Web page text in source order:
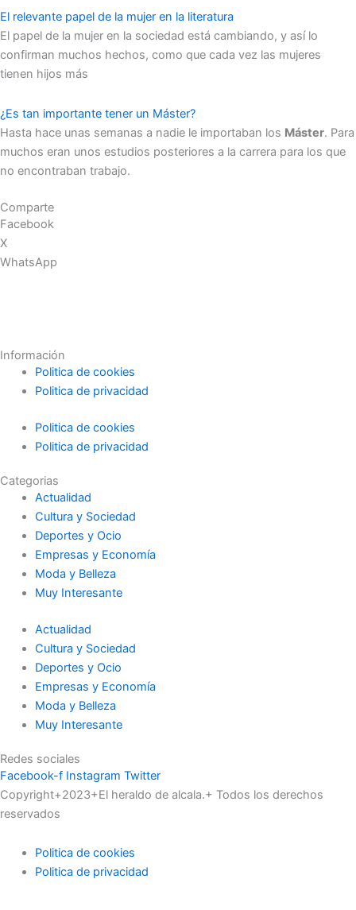
El relevante papel de la mujer en la literatura
El papel de la mujer en la sociedad está cambiando, y así lo
confirman muchos hechos, como que cada vez las mujeres
tienen hijos más
¿Es tan importante tener un Máster?
Hasta hace unas semanas a nadie le importaban los Máster. Para
muchos eran unos estudios posteriores a la carrera para los que
no encontraban trabajo.
Comparte
Facebook
X
WhatsApp
Información
Politica de cookies
Politica de privacidad
Politica de cookies
Politica de privacidad
Categorias
Actualidad
Cultura y Sociedad
Deportes y Ocio
Empresas y Economía
Moda y Belleza
Muy Interesante
Actualidad
Cultura y Sociedad
Deportes y Ocio
Empresas y Economía
Moda y Belleza
Muy Interesante
Redes sociales
Facebook-f Instagram Twitter
Copyright+2023+El heraldo de alcala.+ Todos los derechos
reservados
Politica de cookies
Politica de privacidad